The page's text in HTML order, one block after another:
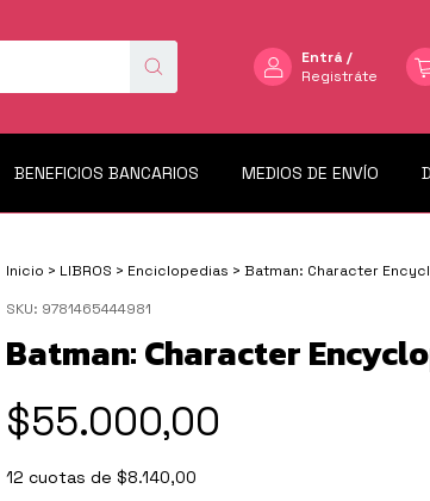
Entrá /
Registráte
BENEFICIOS BANCARIOS MEDIOS DE ENVÍO
Inicio > LIBROS > Enciclopedias > Batman: Character
SKU: 9781465444981
Batman: Character
$55.000,00
12 cuotas de $8.140,00